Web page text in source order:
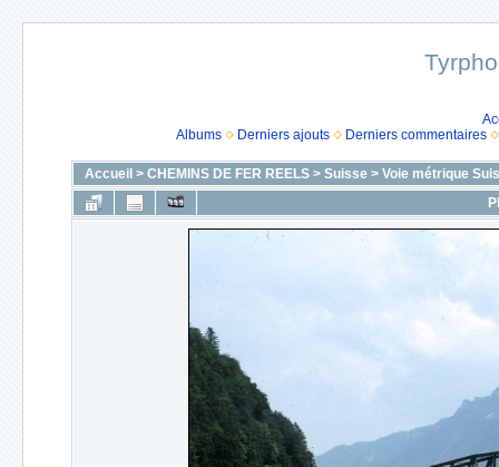
Albums
Derniers ajouts Derniers commentaires
Accueil > CHEMINS DE FER REELS> Suisse> Voie métrique